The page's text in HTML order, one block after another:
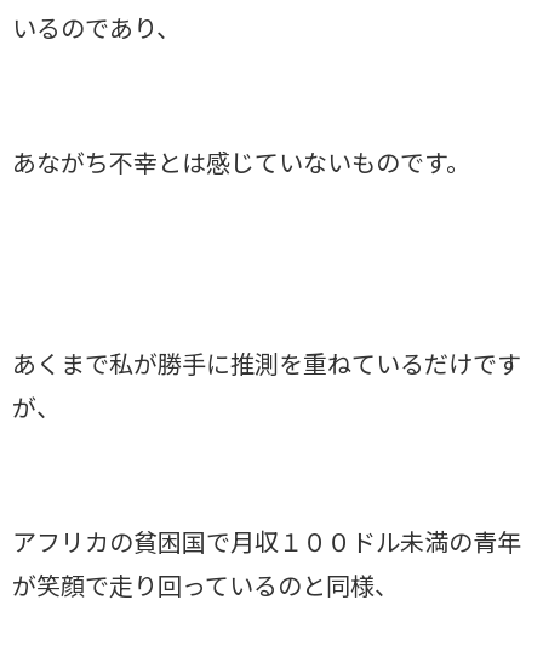
いるのであり、
あながち不幸とは感じていないものです。
あくまで私が勝手に推測を重ねているだけです
が、
アフリカの貧困国で月収１００ドル未満の青年
が笑顔で走り回っているのと同様、